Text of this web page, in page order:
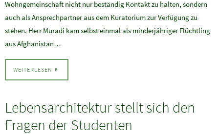
Wohngemeinschaft nicht nur beständig Kontakt zu halten, sondern
auch als Ansprechpartner aus dem Kuratorium zur Verfügung zu
stehen. Herr Muradi kam selbst einmal als minderjähriger Flüchtling
aus Afghanistan…
WEITERLESEN
Lebensarchitektur stellt sich den
Fragen der Studenten